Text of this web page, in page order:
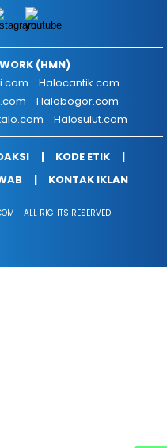
(HMN)
Halocantik.com
Halobogor.com
Halosulut.com
KODE ETIK
KONTAK IKLAN
- ALL RIGHTS RESERVED